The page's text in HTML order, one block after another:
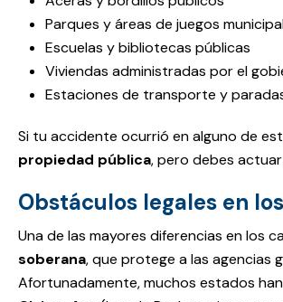
Parques y áreas de juegos
Escuelas y bibliotecas públicas
Viviendas administradas por el
Estaciones de transporte y
Si tu accidente ocurrió en alguno de
propiedad pública, pero debes
Obstáculos legales en
Una de las mayores diferencias en los
soberana, que protege a las agencias
Afortunadamente, muchos estados han